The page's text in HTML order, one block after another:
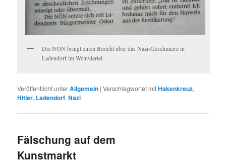
Die NÖN bringt einen Bericht über das Nazi-Geschmiere in
Ladendorf im Weinviertel
Veröffentlicht unterAllgemein |Verschlagwortet mitHakenkreuz,
Hitler, Ladendorf,Nazi
Fälschung auf dem
Kunstmarkt